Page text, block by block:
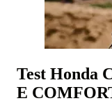
Test Honda
E